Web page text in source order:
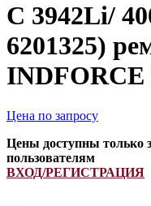
C 3942Li/
6201325)
INDFORCE
Цена по запросу
Цены доступны только
пользователям
ВХОД/РЕГИСТРАЦИЯ